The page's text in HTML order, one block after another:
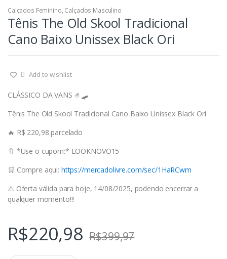
Calçados Feminino, Calçados Masculino
Tênis The Old Skool Tradicional
Cano Baixo Unissex Black Ori
Add to wishlist
CLÁSSICO DA VANS 🤌🛹
Tênis The Old Skool Tradicional Cano Baixo Unissex Black Ori
🔥 R$ 220,98 parcelado
🔖 *Use o cupom:* LOOKNOVO15
🛒 Compre aqui: https://mercadolivre.com/sec/1HaRCwm
⚠️ Oferta válida para hoje, 14/08/2025, podendo encerrar a
qualquer momento!!!
R$220,98 R$399,97